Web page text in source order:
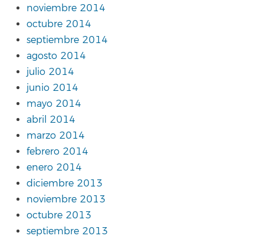
noviembre 2014
octubre 2014
septiembre 2014
agosto 2014
julio 2014
junio 2014
mayo 2014
abril 2014
marzo 2014
febrero 2014
enero 2014
diciembre 2013
noviembre 2013
octubre 2013
septiembre 2013